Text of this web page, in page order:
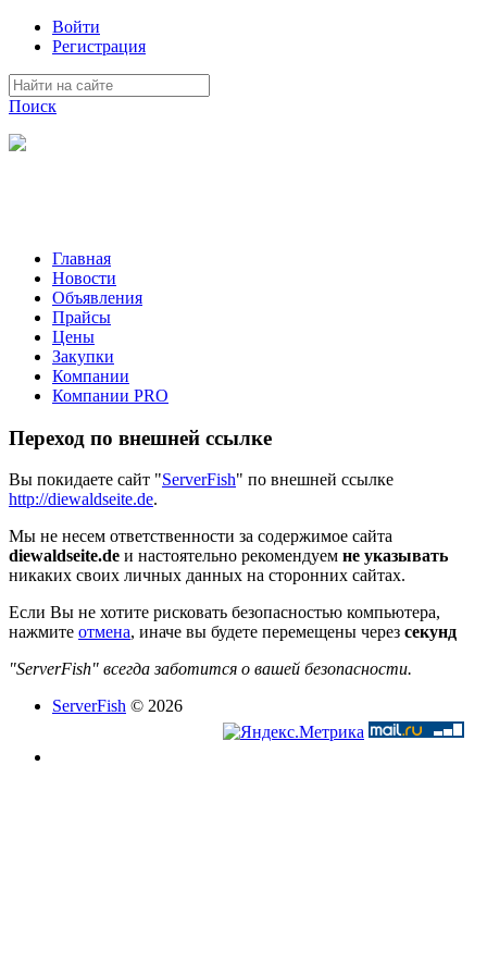
Войти
Регистрация
Поиск
Главная
Новости
Объявления
Прайсы
Цены
Закупки
Компании
Компании PRO
Переход по внешней ссылке
Вы покидаете сайт "ServerFish" по внешней ссылке
http://diewaldseite.de.
Мы не несем ответственности за содержимое сайта
diewaldseite.de и настоятельно рекомендуем не указывать
никаких своих личных данных на сторонних сайтах.
Если Вы не хотите рисковать безопасностью компьютера,
нажмите отмена, иначе вы будете перемещены через секунд
"ServerFish" всегда заботится о вашей безопасности.
ServerFish © 2026